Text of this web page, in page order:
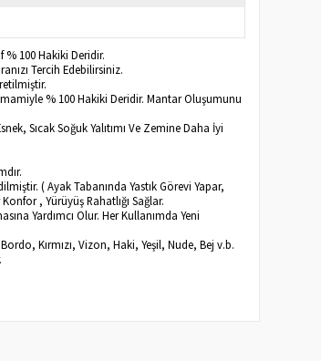
% 100 Hakiki Deridir.
Tercih Edebilirsiniz.
% 100 Hakiki Deridir. Mantar Oluşumunu
Sıcak Soğuk Yalıtımı Ve Zemine Daha İyi
( Ayak Tabanında Yastık Görevi Yapar,
, Yürüyüş Rahatlığı Sağlar.
Yardımcı Olur. Her Kullanımda Yeni
Kırmızı, Vizon, Haki, Yeşil, Nude, Bej v.b.